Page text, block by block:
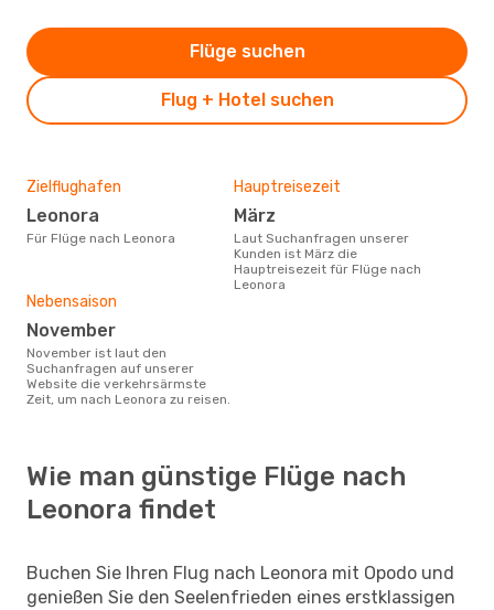
Flug + Hotel suchen
Flüge suchen
Zielflughafen
Leonora
Für Flüge nach Leonora
Hauptreisezeit
März
Laut Suchanfragen unserer
Kunden ist März die
Hauptreisezeit für Flüge nach
Leonora
Nebensaison
November
November ist laut den
Suchanfragen auf unserer
Website die verkehrsärmste
Zeit, um nach Leonora zu reisen.
Wie man günstige Flüge nach
Leonora findet
Buchen Sie Ihren Flug nach Leonora mit Opodo und
genießen Sie den Seelenfrieden eines erstklassigen